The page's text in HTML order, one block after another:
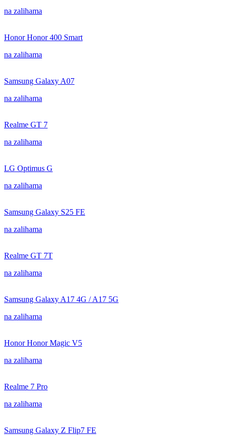
na zalihama
Honor Honor 400 Smart
na zalihama
Samsung Galaxy A07
na zalihama
Realme GT 7
na zalihama
LG Optimus G
na zalihama
Samsung Galaxy S25 FE
na zalihama
Realme GT 7T
na zalihama
Samsung Galaxy A17 4G / A17 5G
na zalihama
Honor Honor Magic V5
na zalihama
Realme 7 Pro
na zalihama
Samsung Galaxy Z Flip7 FE